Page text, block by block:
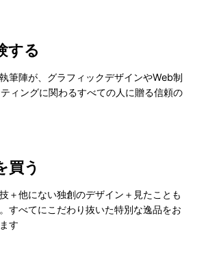
する
筆陣が、グラフィックデザインやWeb制
ィングに関わるすべての人に贈る信頼の
買う
＋他にない独創のデザイン＋見たことも
すべてにこだわり抜いた特別な逸品をお
す